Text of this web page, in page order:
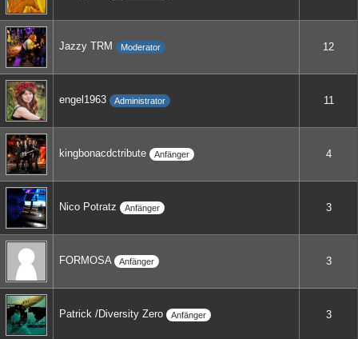
Jazzy TRM Moderator 12
engel1963 Administrator 11
kingbonacdctribute Anfänger 4
Nico Potratz Anfänger 3
FORMOSA Anfänger 3
Patrick /Diversity Zero Anfänger 3